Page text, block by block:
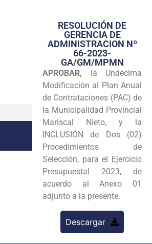
Transparencia
Seguridad
Programas
Intranet
RESOLUCIÓN DE
GERENCIA DE
ADMINISTRACION Nº
66-2023-
GA/GM/MPMN
APROBAR, la Undécima
Modificación al Plan Anual
de Contrataciones (PAC) de
la Municipalidad Provincial
Mariscal Nieto, y la
INCLUSIÓN de Dos (02)
Procedimientos de
Selección, para el Ejercicio
Presupuestal 2023, de
acuerdo al Anexo 01
adjunto a la presente.
Descargar